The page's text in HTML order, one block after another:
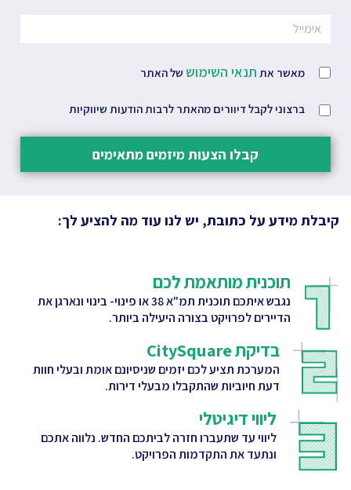
מאשר את תנאי השימוש של האתר
ברצוני לקבל דיוורים מהאתר לרבות הודעות שיווקיות
קבלו הצעות מיזמים מתאימים
קיבלת מידע על כתובת, יש לנו עוד מה להציע לך:
תוכנית מותאמת לכם
נגבש איתכם תוכנית תמ"א 38 או פינוי- בינוי ונארגן את
הדיירים לפרויקט בצורה היעילה ביותר.
בדיקת CitySquare
המערכת תציע לכם יזמים שניסיונם אומת ובעלי חוות
דעת חיוביות שהתקבלו מבעלי דירות.
ליווי דיגיטלי
ליווי עד שתעברו חזרה לביתכם החדש. נלווה אתכם
ונתעד את התקדמות הפרויקט.